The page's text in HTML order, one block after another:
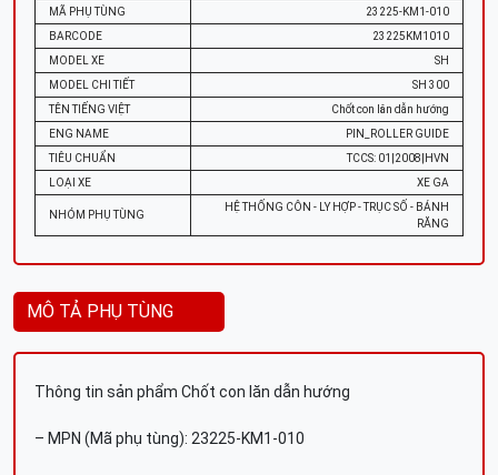
MÃ PHỤ TÙNG
23225-KM1-010
BARCODE
23225KM1010
MODEL XE
SH
MODEL CHI TIẾT
SH 300
TÊN TIẾNG VIỆT
Chốt con lăn dẫn hướng
ENG NAME
PIN_ROLLER GUIDE
TIÊU CHUẨN
TCCS: 01|2008|HVN
LOẠI XE
XE GA
NHÓM PHỤ TÙNG
HỆ THỐNG CÔN - LY HỢP - TRỤC SỐ - BÁNH
RĂNG
MÔ TẢ PHỤ TÙNG
Thông tin sản phẩm Chốt con lăn dẫn hướng
– MPN (Mã phụ tùng): 23225-KM1-010